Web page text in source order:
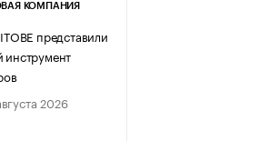
КОМПАНИЯ
представили
2026